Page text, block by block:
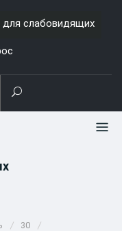
для слабовидящих
30